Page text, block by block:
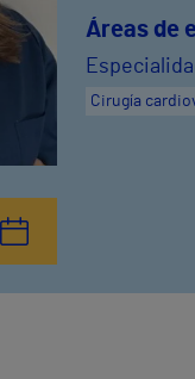
Áreas de
Cirugía